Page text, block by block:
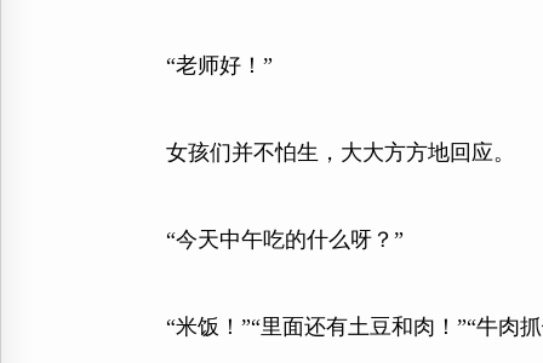
“老师好！”
女孩们并不怕生，大大方方地回应。
“今天中午吃的什么呀？”
“米饭！”“里面还有土豆和肉！”“牛肉抓